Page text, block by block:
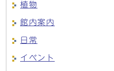
植物
館内案内
日常
イベント